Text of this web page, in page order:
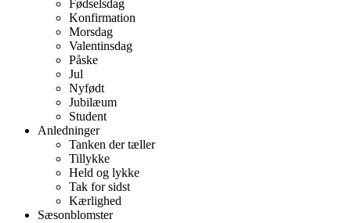
Fødselsdag
Konfirmation
Morsdag
Valentinsdag
Påske
Jul
Nyfødt
Jubilæum
Student
Anledninger
Tanken der tæller
Tillykke
Held og lykke
Tak for sidst
Kærlighed
Sæsonblomster